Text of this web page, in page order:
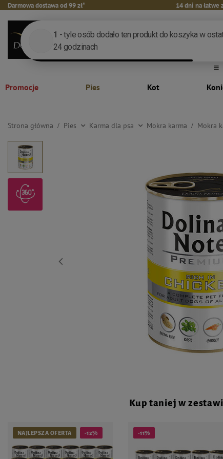
Darmowa dostawa od 99 zł* 14 dni na łatwe
Promocje Pies Kot
Strona główna Pies Karma dla psa Mokra karma Mokra
Kup taniej w
NAJLEPSZA OFERTA -12% -11%